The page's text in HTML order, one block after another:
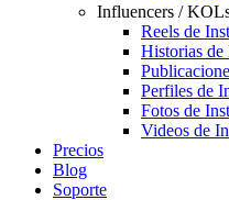
Influencers /
Reels de
Historias de
Perfiles de
Fotos de
Videos de
Precios
Blog
Soporte